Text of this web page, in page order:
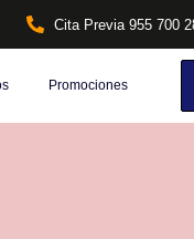
Cita Previa 955 700
Promociones